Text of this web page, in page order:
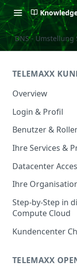
DNS -
TELEMAXX
Overview
Login & Profil
Benutzer &
Benutzer
Rollen & Rechte
Ihre Services &
Services
Service
Service &
Berechtigte
Datacenter
Ihre
Step-by-Step in
Compute Cloud
Kundencenter
TELEMAXX